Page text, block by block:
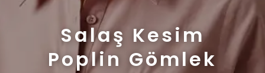
Salaş Kesim
Poplin Gömlek